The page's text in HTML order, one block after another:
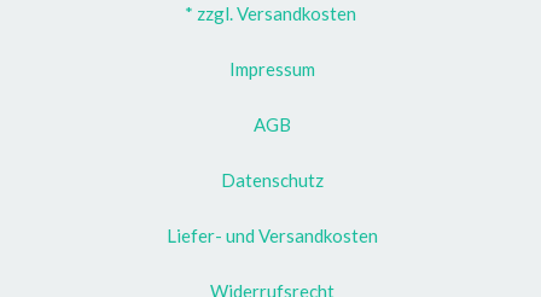
* zzgl. Versandkosten
Impressum
AGB
Datenschutz
Liefer- und Versandkosten
Widerrufsrecht